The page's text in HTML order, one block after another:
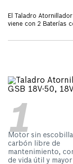
El Taladro
viene con 2 Baterías
del mercado en el
Motor sin
carbón libre de
mantenimiento,
de vida útil y mayor